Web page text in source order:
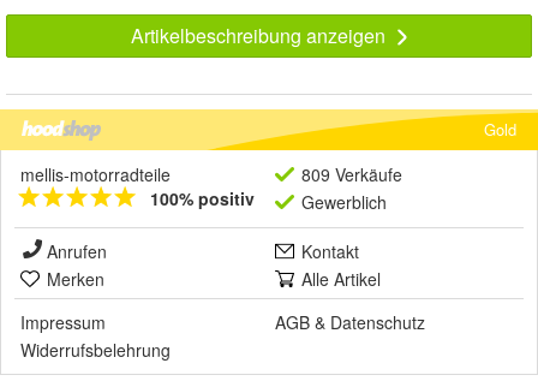
Artikelbeschreibung anzeigen
Gold
mellis-motorradteile
100% positiv
809 Verkäufe
Gewerblich
Anrufen
Kontakt
Merken
Alle Artikel
Impressum
AGB & Datenschutz
Widerrufsbelehrung